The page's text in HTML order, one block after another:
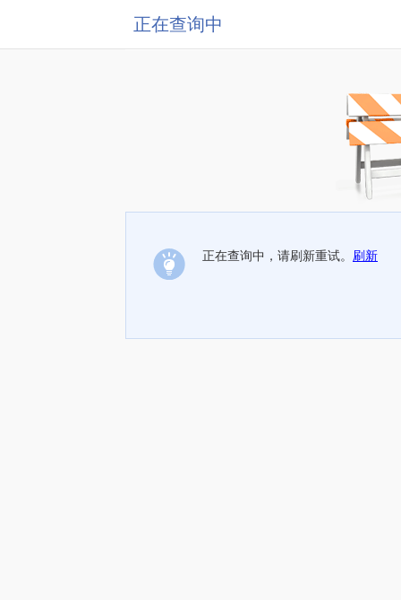
正在查询中
正在查询中，请刷新重试。 刷新